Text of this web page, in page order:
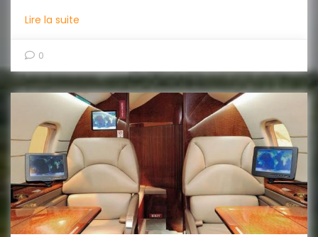
Lire la suite
0